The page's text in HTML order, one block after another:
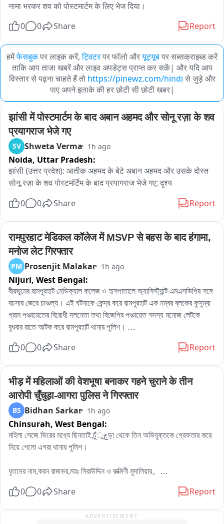
नामा भरकर शव को पोस्टमार्टम के लिए भेज दिया।
0
0 Share Report
हमेंफेसबुकपर लाइक करें, ट्विटरपर फॉलो औरयूट्यूबपर सब्सक्राइब्ड करें
ताकि आप ताजा खबरें और लाइव अपडेट्स प्राप्त कर सकें| और यदि आप
विस्तार से पढ़ना चाहते हैं तो https://pinewz.com/hindi से जुड़े और
पाए अपने इलाके की हर छोटी सी छोटी खबर|
झांसी में पोस्टमार्टम के बाद अबान अहमद और सोनू रज़ा के शव
प्रयागराज भेजे गए
SV Shweta Verma 1h ago
Noida, Uttar Pradesh:
झांसी (उत्तर प्रदेश): आतीक अहमद के बेटे अबान अहमद और उसके दोस्त
सोनू रज़ा के शव पोस्टमॉर्टेम के बाद प्रयागराज भेजे गए; दृश्य
0 0 Share Report
रामपुरहाट मेडिकल कॉलेज में MSVP से बहस के बाद हंगामा,
मनोज लेट गिरफ्तार
PM Prosenjit Malakar 1h ago
Nijuri, West Bengal:
বীরভূমের রামপুরহাট মেডিক্যাল কলেজ ও হাসপাতালে অ্যাসিস্ট্যান্ট এমএসভিপির সঙ্গে
বচসার জেরে চাঞ্চল্য। এই ঘটনাকে কেন্দ্র করে রামপুরহাট এক নম্বর ব্লকের কুসুম্বা
গ্রাম পঞ্চায়েতের বিরোধী দলনেতা তথা বিজেপির পঞ্চায়েত সদস্য মনোজ লেটকে
বুধবার রাতে আটক করে রামপুরহাট থানার পুলিশ।
বিজেপির একাধিক নেতৃত্ব ও কর্মীরা। তাঁরা মনোজ লেটকে কোন অভিযোগে আটক
পর পরিস্থিতি স্বাভাবিক হয়।পরে প্রয়োজনীয় প্রক্রিয়া সম্পন্ন করে এদিন সকালে
বিজেপির বিরোধী দলনেতা মনোজ লেটকে ছেড়ে দেয় রামপুরহাট থানার পুলিশ।
0 0 Share Report
भीड़ में महिलाओं की वेशभूषा बनाकर गहने चुराने के तीन
आरोपी चुँचुड़ा-आगरा पुलिस ने गिरफ्तार
BS Bidhan Sarkar 1h ago
Chinsurah, West Bengal:
মহিলা সেজে ভিরের মধ্যে ছিনতাই,চুঁچুড়া থেকে তিন অভিযুক্তকে গ্রেফতার করে
নিয়ে গেলো এগরা থানার পুলিশ।
ধৃতদের নাম,করন রাজভর,মহঃ সিরাউদ্দিন ও রুক্মিণী মুদালিয়ার。
মিশে মহিলাদের গলার হার শরীরের গয়না চুরি করে অভিযুক্তরা。
0 0 Share Report
ADVERTISEMENT